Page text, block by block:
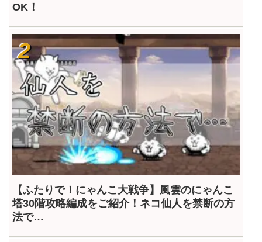
OK！
【ふたりで！にゃんこ大戦争】風雲のにゃんこ
塔30階攻略編成をご紹介！ネコ仙人を禁断の方
法で…